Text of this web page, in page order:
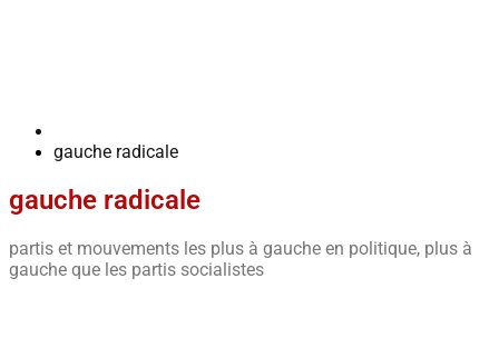
gauche radicale
gauche radicale
partis et mouvements les plus à gauche en politique, plus à
gauche que les partis socialistes